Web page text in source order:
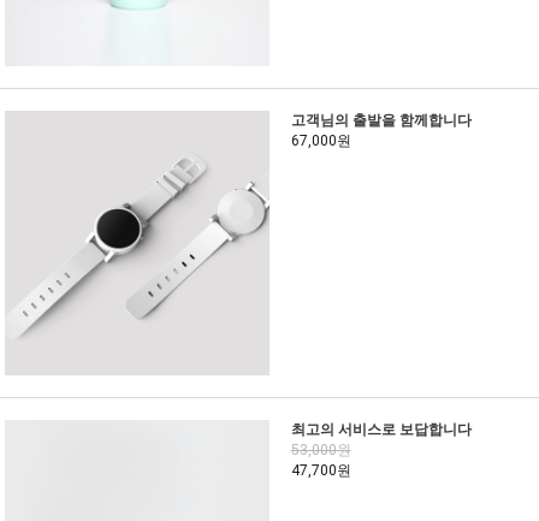
고객님의 출발을 함께합니다
67,000원
최고의 서비스로 보답합니다
53,000원
47,700원